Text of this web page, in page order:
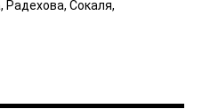
Радехова, Сокаля,